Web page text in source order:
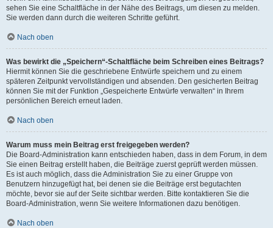
sehen Sie eine Schaltfläche in der Nähe des Beitrags, um diesen zu melden.
Sie werden dann durch die weiteren Schritte geführt.
Nach oben
Was bewirkt die „Speichern“-Schaltfläche beim Schreiben eines Beitrags?
Hiermit können Sie die geschriebene Entwürfe speichern und zu einem
späteren Zeitpunkt vervollständigen und absenden. Den gesicherten Beitrag
können Sie mit der Funktion „Gespeicherte Entwürfe verwalten“ in Ihrem
persönlichen Bereich erneut laden.
Nach oben
Warum muss mein Beitrag erst freigegeben werden?
Die Board-Administration kann entschieden haben, dass in dem Forum, in dem
Sie einen Beitrag erstellt haben, die Beiträge zuerst geprüft werden müssen.
Es ist auch möglich, dass die Administration Sie zu einer Gruppe von
Benutzern hinzugefügt hat, bei denen sie die Beiträge erst begutachten
möchte, bevor sie auf der Seite sichtbar werden. Bitte kontaktieren Sie die
Board-Administration, wenn Sie weitere Informationen dazu benötigen.
Nach oben